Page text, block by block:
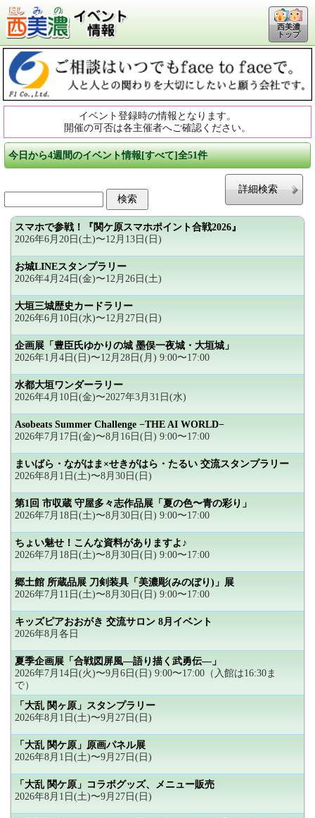
西美濃
トップ
イベント登録時の情報となります。
開催の可否は各主催者へご確認ください。
今日から4週間のイベント情報[すべて]全51件
詳細検索
スマホで参戦！『関ケ原スマホポイント合戦2026』
2026年6月20日(土)〜12月13日(日)
お城LINEスタンプラリー
2026年4月24日(金)〜12月26日(土)
大垣三城歴史カードラリー
2026年6月10日(水)〜12月27日(日)
企画展「豊臣氏ゆかりの城 墨俣一夜城・大垣城」
2026年1月4日(日)〜12月28日(月) 9:00〜17:00
水都大垣ワンダーラリー
2026年4月10日(金)〜2027年3月31日(水)
Asobeats Summer Challenge −THE AI WORLD−
2026年7月17日(金)〜8月16日(日) 9:00〜17:00
まいばら・ながはま×せきがはら・たるい 交流スタンプラリー
2026年8月1日(土)〜8月30日(日)
第1回 市収蔵 守屋多々志作品展「夏の色〜青の彩り」
2026年7月18日(土)〜8月30日(日) 9:00〜17:00
ちょい魅せ！こんな資料がありますよ♪
2026年7月18日(土)〜8月30日(日) 9:00〜17:00
郷土館 所蔵品展 刀剣装具「美濃彫(みのぼり)」展
2026年7月11日(土)〜8月30日(日) 9:00〜17:00
キッズピアおおがき 交流サロン 8月イベント
2026年8月各日
夏季企画展「合戦図屏風―語り描く武勇伝―」
2026年7月14日(火)〜9月6日(日) 9:00〜17:00（入館は16:30ま
で）
「大乱 関ヶ原」スタンプラリー
2026年8月1日(土)〜9月27日(日)
「大乱 関ケ原」原画パネル展
2026年8月1日(土)〜9月27日(日)
「大乱 関ケ原」コラボグッズ、メニュー販売
2026年8月1日(土)〜9月27日(日)